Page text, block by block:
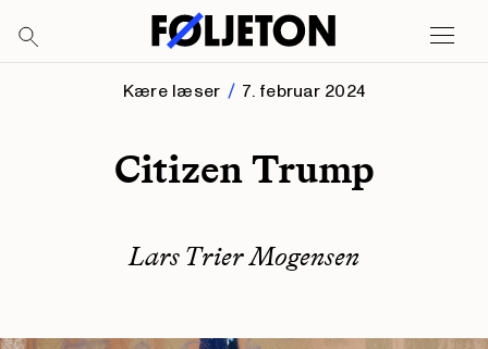
Kære læser 7. februar 2024
Citizen Trump
Lars Trier Mogensen